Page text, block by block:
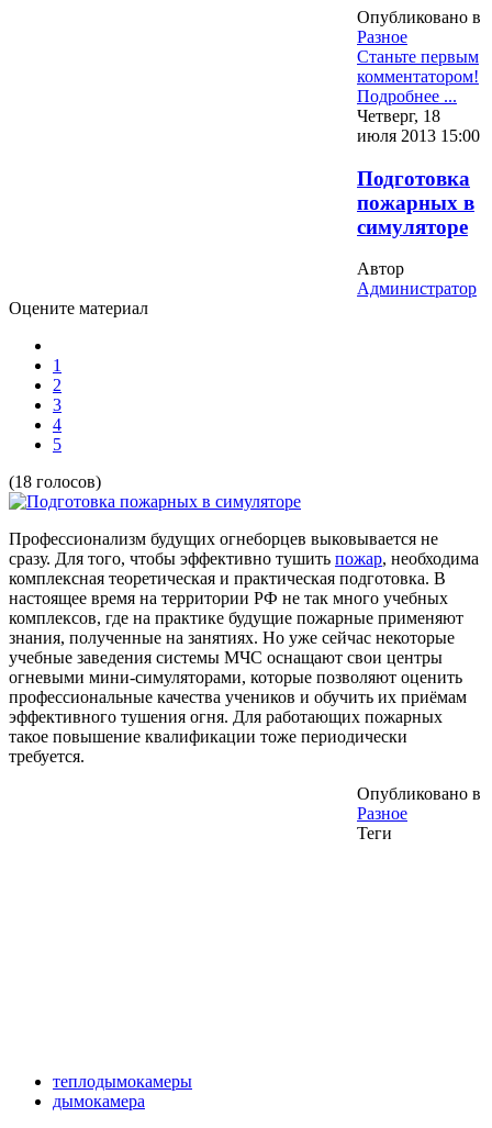
Опубликовано в
Разное
Станьте первым
комментатором!
Подробнее ...
Четверг, 18
июля 2013 15:00
Подготовка
пожарных в
симуляторе
Автор
Администратор
Оцените материал
1
2
3
4
5
(18 голосов)
Профессионализм будущих огнеборцев выковывается не
сразу. Для того, чтобы эффективно тушить пожар, необходима
комплексная теоретическая и практическая подготовка. В
настоящее время на территории РФ не так много учебных
комплексов, где на практике будущие пожарные применяют
знания, полученные на занятиях. Но уже сейчас некоторые
учебные заведения системы МЧС оснащают свои центры
огневыми мини-симуляторами, которые позволяют оценить
профессиональные качества учеников и обучить их приёмам
эффективного тушения огня. Для работающих пожарных
такое повышение квалификации тоже периодически
требуется.
Опубликовано в
Разное
Теги
теплодымокамеры
дымокамера